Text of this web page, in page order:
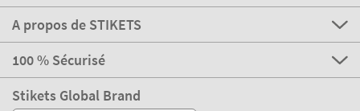
A propos de STIKETS
100 % Sécurisé
Stikets Global Brand